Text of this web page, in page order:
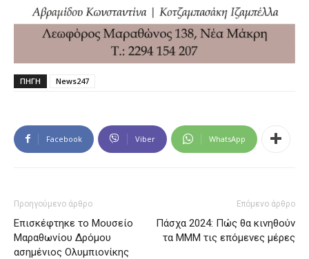
ΠΗΓΗ News247
Facebook Viber WhatsApp
Προηγούμενο άρθρο
Επισκέφτηκε το Μουσείο
Μαραθωνίου Δρόμου
ασημένιος Ολυμπιονίκης
Επόμενο άρθρο
Πάσχα 2024: Πώς θα κινηθούν
τα ΜΜΜ τις επόμενες μέρες